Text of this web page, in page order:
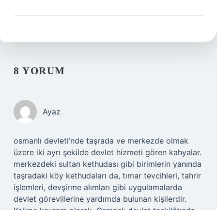
8 YORUM
Ayaz
osmanlı devleti’nde taşrada ve merkezde olmak
üzere iki ayrı şekilde devlet hizmeti gören kahyalar.
merkezdeki sultan kethudası gibi birimlerin yanında
taşradaki köy kethudaları da, tımar tevcihleri, tahrir
işlemleri, devşirme alımları gibi uygulamalarda
devlet görevlilerine yardımda bulunan kişilerdir.